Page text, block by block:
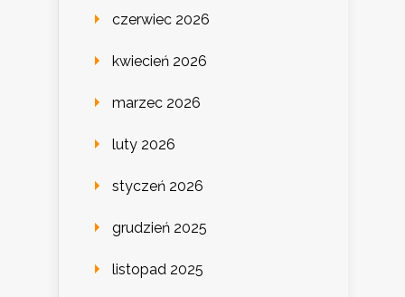
czerwiec 2026
kwiecień 2026
marzec 2026
luty 2026
styczeń 2026
grudzień 2025
listopad 2025